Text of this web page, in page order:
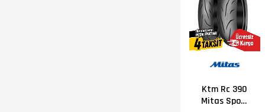
Ktm Rc 390
Mitas Sport